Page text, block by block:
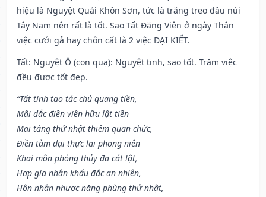
hiệu là Nguyệt Quải Khôn Sơn, tức là trăng treo đầu núi
Tây Nam nên rất là tốt. Sao Tất Đăng Viên ở ngày Thân
việc cưới gả hay chôn cất là 2 việc ĐẠI KIẾT.
Tất: Nguyệt Ô (con quạ): Nguyệt tinh, sao tốt. Trăm việc
đều được tốt đẹp.
“Tất tinh tạo tác chủ quang tiền,
Mãi dắc điền viên hữu lật tiền
Mai táng thử nhật thiêm quan chức,
Điền tàm đại thực lai phong niên
Khai môn phóng thủy đa cát lật,
Hợp gia nhân khẩu đắc an nhiên,
Hôn nhân nhược năng phùng thử nhật,